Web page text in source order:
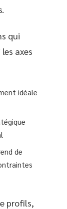
qui
axes
idéale
de
profils,